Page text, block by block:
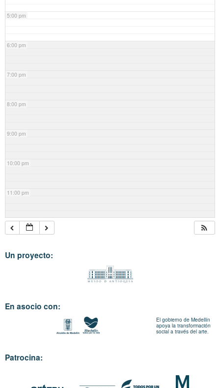
5:00 pm
6:00 pm
7:00 pm
8:00 pm
9:00 pm
10:00 pm
11:00 pm
Un proyecto:
En asocio con:
El gobierno de Medellín
apoya la transformación
social a través del arte.
Patrocina: